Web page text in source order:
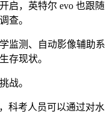
启，英特尔 evo 也跟随
查。
监测、自动影像辅助系
存现状。
战。
科考人员可以通过对水